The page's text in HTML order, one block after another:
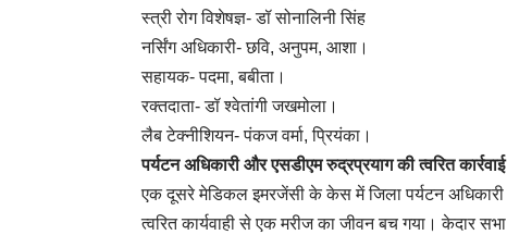
स्त्री रोग विशेषज्ञ- डॉ सोनालिनी सिंह
नर्सिंग अधिकारी- छवि, अनुपम, आशा।
सहायक- पदमा, बबीता।
रक्तदाता- डॉ श्वेतांगी जखमोला।
लैब टेक्नीशियन- पंकज वर्मा, प्रियंका।
पर्यटन अधिकारी और एसडीएम रुद्रप्रयाग की त्वरित
एक दूसरे मेडिकल इमरजेंसी के केस में जिला पर्यटन अधिकारी
त्वरित कार्यवाही से एक मरीज का जीवन बच गया। केदार